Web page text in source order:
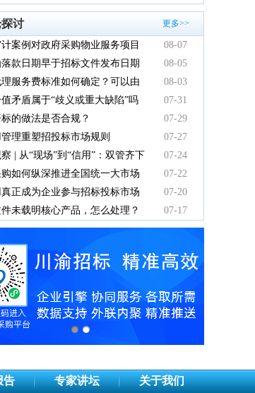
讨 更多>>
案例对政府采购物业服务项目
08-07
款日期早于招标文件发布日期
08-05
服务费标准如何确定？可以由
付吗？
08-03
矛盾属于“歧义或重大缺陷”吗
07-31
的做法是否合规？
07-29
理重塑招投标市场规则
07-27
| 从“现场”到“信用”：双管齐下
标新秩序
07-24
如何纵深推进全国统一大市场
07-22
正成为企业参与招标投标市场
通行证”
07-20
未载明核心产品，怎么处理？
07-17
告 专家讲坛 关于我们